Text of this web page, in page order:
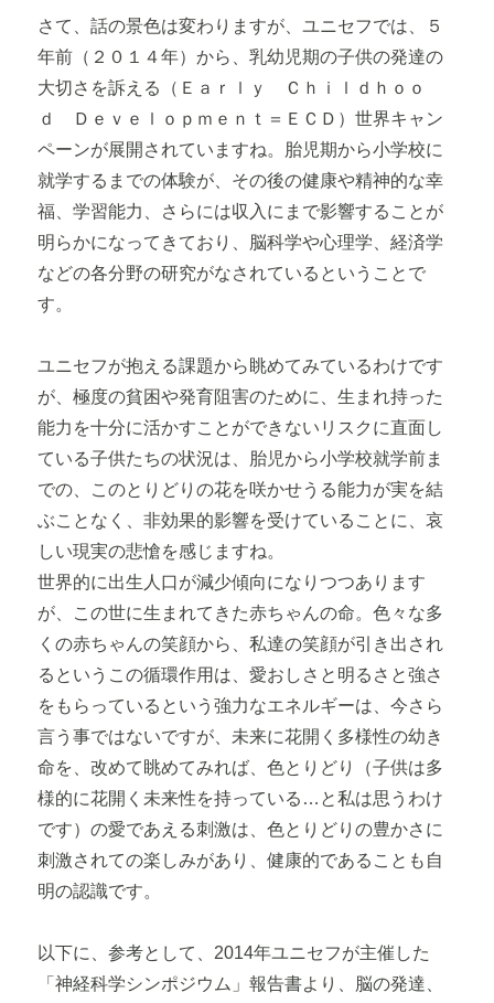
さて、話の景色は変わりますが、ユニセフでは、５
年前（２０１４年）から、乳幼児期の子供の発達の
大切さを訴える（Ｅａｒｌｙ Ｃｈｉｌｄｈｏｏ
ｄ Ｄｅｖｅｌｏｐｍｅｎｔ＝ＥＣＤ）世界キャン
ペーンが展開されていますね。胎児期から小学校に
就学するまでの体験が、その後の健康や精神的な幸
福、学習能力、さらには収入にまで影響することが
明らかになってきており、脳科学や心理学、経済学
などの各分野の研究がなされているということで
す。
ユニセフが抱える課題から眺めてみているわけです
が、極度の貧困や発育阻害のために、生まれ持った
能力を十分に活かすことができないリスクに直面し
ている子供たちの状況は、胎児から小学校就学前ま
での、このとりどりの花を咲かせうる能力が実を結
ぶことなく、非効果的影響を受けていることに、哀
しい現実の悲愴を感じますね。
世界的に出生人口が減少傾向になりつつあります
が、この世に生まれてきた赤ちゃんの命。色々な多
くの赤ちゃんの笑顔から、私達の笑顔が引き出され
るというこの循環作用は、愛おしさと明るさと強さ
をもらっているという強力なエネルギーは、今さら
言う事ではないですが、未来に花開く多様性の幼き
命を、改めて眺めてみれば、色とりどり（子供は多
様的に花開く未来性を持っている…と私は思うわけ
です）の愛であえる刺激は、色とりどりの豊かさに
刺激されての楽しみがあり、健康的であることも自
明の認識です。
以下に、参考として、2014年ユニセフが主催した
「神経科学シンポジウム」報告書より、脳の発達、